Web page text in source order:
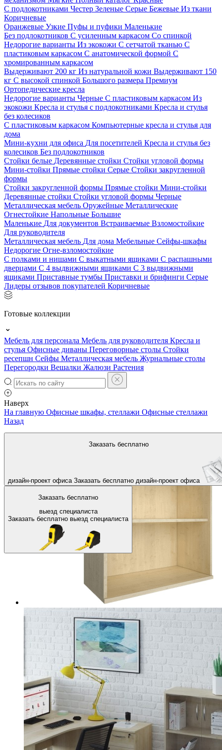
С подлокотниками Честер Зеленые Серые Бежевые Из ткани
Коричневые
Оранжевые Узкие Пуфы и пуфики Маленькие
Без подлокотников С усиленным каркасом Со спинкой
Недорогие варианты Из экокожи С сетчатой тканью С
пластиковым каркасом С анатомической формой С
хромированным каркасом
Выдерживают 200 кг Из натуральной кожи Выдерживают 150
кг С высокой спинкой Большого размера Премиум
Ортопедические кресла
Недорогие варианты Черные С пластиковым каркасом Из
экокожи Кресла и стулья с подлокотниками Кресла и стулья
без колесиков
С пластиковым каркасом Компьютерные кресла и стулья для
дома
Мини-кухни для офиса Для посетителей Кресла и стулья без
колесиков Без подлокотников
Стойки белые Деревянные стойки Стойки угловой формы
Мини-стойки Прямые стойки Серые Стойки закругленной
формы
Стойки закругленной формы Прямые стойки Мини-стойки
Деревянные стойки Стойки угловой формы Черные
Металлическая мебель Оружейные Металлические
Огнестойкие Напольные Большие
Маленькие Для документов Встраиваемые Взломостойкие
Для руководителя
Металлическая мебель Для дома Мебельные Сейфы-шкафы
Недорогие Огне-взломостойкие
С полками и нишами С выкатными ящиками С распашными
дверцами С 4 выдвижными ящиками С 3 выдвижными
ящиками Приставные тумбы Приставки и брифинги Серые
Лидеры отзывов покупателей Коричневые
Готовые коллекции
Мебель для персонала Мебель для руководителя Кресла и
стулья Офисные диваны Переговорные столы Стойки
ресепшн Сейфы Металлическая мебель Журнальные столы
Перегородки Вешалки Жалюзи Растения
Наверх
Заказать бесплатно
дизайн-проект офиса Заказать бесплатно дизайн-проект офиса
Заказать бесплатно
выезд специалиста
Заказать бесплатно выезд специалиста
На главную Офисные шкафы, стеллажи Офисные стеллажи
Назад